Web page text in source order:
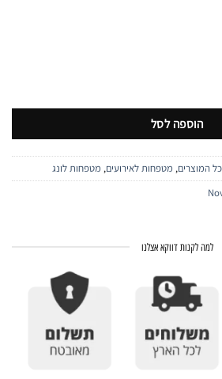
הוספה לסל
כל המוצרים, מטפחות לאירועים, מטפחות לונג
למה לקנות דווקא אצלנו